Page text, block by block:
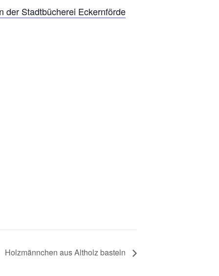
der Stadtbücherei Eckernförde
Holzmännchen aus Altholz basteln